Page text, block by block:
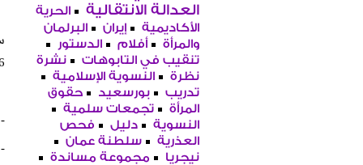
العدالة الانتقالية
الحرية
الأكاديمية
إيران
البرلمان
والمرأة
أفلام
الدستور
تنقيب في التابوهات
نشرة
نظرة
النسوية الإسلامية
تدريب
بورسعيد
حقوق
المرأة
تجمعات سلمية
النسوية
دليل
فحص
العذرية
سلطنة عمان
نيجريا
مجموعة مساندة